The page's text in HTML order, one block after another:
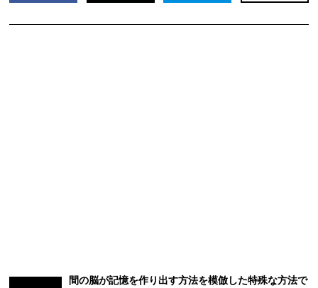
間の脳が記憶を作り出す方法を模倣した特殊な方法で